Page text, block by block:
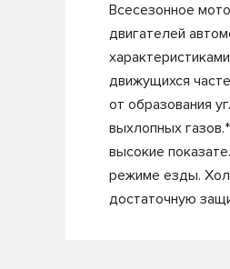
Всесезонное
двигателей
движущихся
от образования
выхлопных
высокие
режиме езды.
достаточную